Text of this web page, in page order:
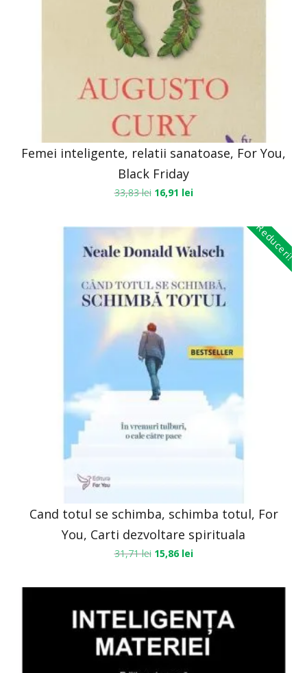
Femei inteligente, relatii sanatoase, For You,
Black Friday
33,83lei 16,91 lei
Reduceri!
Cand totul se schimba, schimba totul, For
You, Carti dezvoltare spirituala
31,71lei 15,86 lei